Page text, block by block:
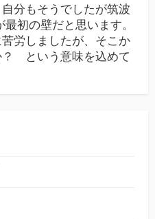
分もそうでしたが筑波
初の壁だと思います。
労しましたが、そこか
？ という意味を込めて